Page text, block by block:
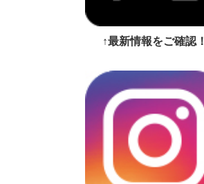
↑最新情報をご確認！